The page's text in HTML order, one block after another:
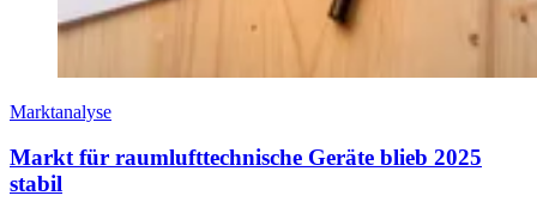
Marktanalyse
Markt für raumlufttechnische Geräte blieb 2025
stabil